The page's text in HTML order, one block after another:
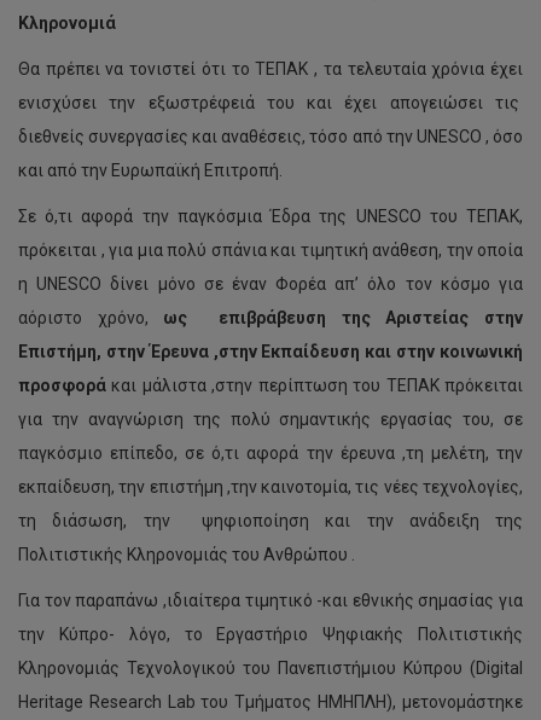
Κληρονομιά
Θα πρέπει να τονιστεί ότι το ΤΕΠΑΚ , τα τελευταία χρόνια έχει
ενισχύσει την εξωστρέφειά του και έχει απογειώσει τις
διεθνείς συνεργασίες και αναθέσεις, τόσο από την UNESCO , όσο
και από την Ευρωπαϊκή Επιτροπή.
Σε ό,τι αφορά την παγκόσμια Έδρα της UNESCO του ΤΕΠΑΚ,
πρόκειται , για μια πολύ σπάνια και τιμητική ανάθεση, την οποία
η UNESCO δίνει μόνο σε έναν Φορέα απ’ όλο τον κόσμο για
αόριστο χρόνο, ως επιβράβευση της Αριστείας στην
Επιστήμη, στην Έρευνα ,στην Εκπαίδευση και στην κοινωνική
προσφορά και μάλιστα ,στην περίπτωση του ΤΕΠΑΚ πρόκειται
για την αναγνώριση της πολύ σημαντικής εργασίας του, σε
παγκόσμιο επίπεδο, σε ό,τι αφορά την έρευνα ,τη μελέτη, την
εκπαίδευση, την επιστήμη ,την καινοτομία, τις νέες τεχνολογίες,
τη διάσωση, την ψηφιοποίηση και την ανάδειξη της
Πολιτιστικής Κληρονομιάς του Ανθρώπου .
Για τον παραπάνω ,ιδιαίτερα τιμητικό -και εθνικής σημασίας για
την Κύπρο- λόγο, το Εργαστήριο Ψηφιακής Πολιτιστικής
Κληρονομιάς Τεχνολογικού του Πανεπιστήμιου Κύπρου (Digital
Heritage Research Lab του Τμήματος ΗΜΗΠΛΗ), μετονομάστηκε